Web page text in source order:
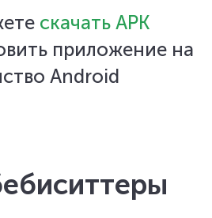
скачать APK
приложение на
Android